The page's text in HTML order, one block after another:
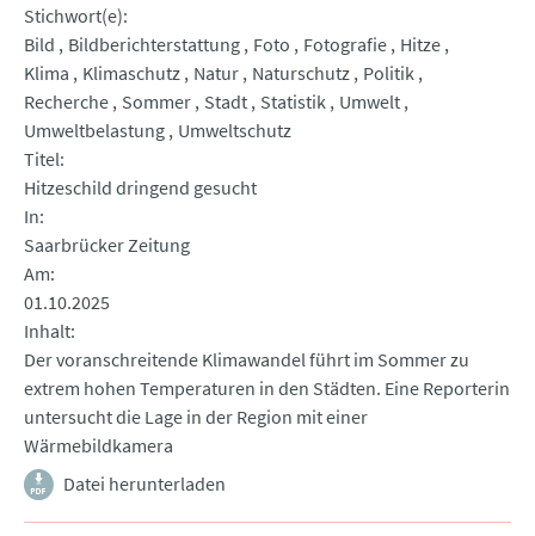
Stichwort(e)
Bild
Bildberichterstattung Foto Fotografie Hitze
Klima
Klimaschutz Natur Naturschutz Politik
Recherche Sommer Stadt Statistik Umwelt
Umweltbelastung Umweltschutz
Titel
Hitzeschild dringend gesucht
In
Saarbrücker Zeitung
Am
01.10.2025
Inhalt
Der voranschreitende Klimawandel führt im Sommer zu
extrem hohen Temperaturen in den Städten. Eine Reporterin
untersucht die Lage in der Region mit einer
Wärmebildkamera
Datei herunterladen